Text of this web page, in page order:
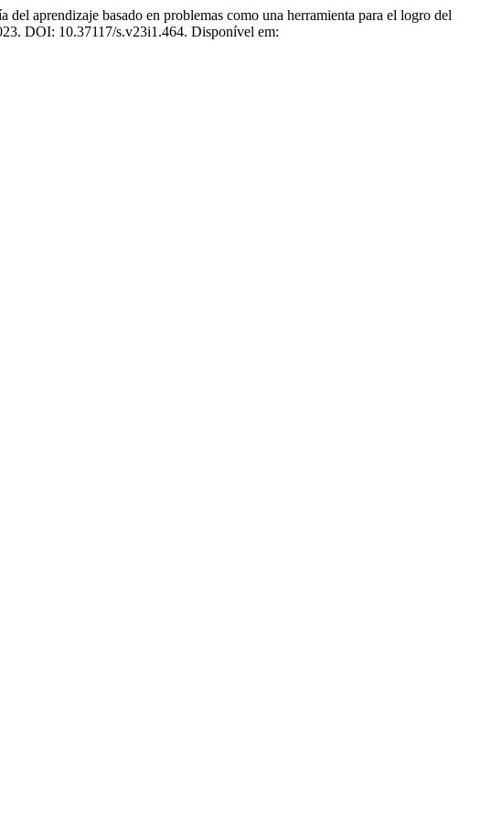
basado en problemas como una herramienta para el logro del
DOI: 10.37117/s.v23i1.464. Disponível em: